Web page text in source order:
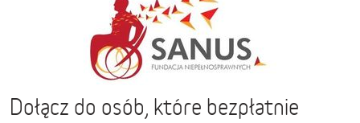
Dołącz do osób, które bezpłatnie